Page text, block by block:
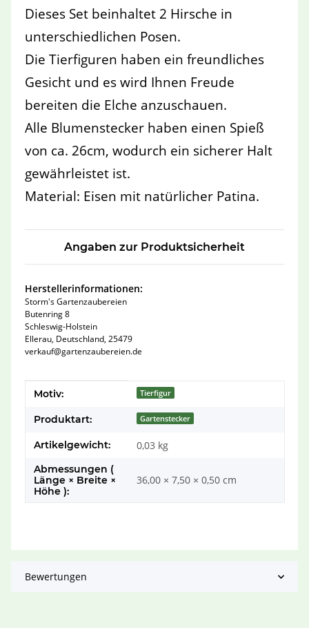
Dieses Set beinhaltet 2 Hirsche in
unterschiedlichen Posen.
Die Tierfiguren haben ein freundliches
Gesicht und es wird Ihnen Freude
bereiten die Elche anzuschauen.
Alle Blumenstecker haben einen Spieß
von ca. 26cm, wodurch ein sicherer Halt
gewährleistet ist.
Material: Eisen mit natürlicher Patina.
Angaben zur Produktsicherheit
Herstellerinformationen:
Storm's Gartenzaubereien
Butenring 8
Schleswig-Holstein
Ellerau, Deutschland, 25479
verkauf@gartenzaubereien.de
Produkteigenschaft
Wert
Motiv: Tierfigur
Produktart: Gartenstecker
Artikelgewicht: 0,03 kg
Abmessungen (
Länge × Breite ×
Höhe ):
36,00 × 7,50 × 0,50 cm
Bewertungen